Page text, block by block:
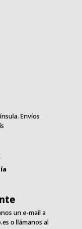
Envíos
un e-mail a
o llámanos al